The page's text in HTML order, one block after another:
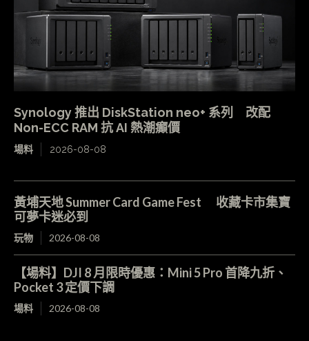
Synology 推出 DiskStation neo+ 系列 改配
Non-ECC RAM 抗 AI 熱潮癲價
場料 2026-08-08
黃埔天地 Summer Card Game Fest 收藏卡市集寶
可夢卡迷必到
玩物 2026-08-08
【場料】DJI 8 月限時優惠：Mini 5 Pro 首降九折、
Pocket 3 定價下調
場料 2026-08-08